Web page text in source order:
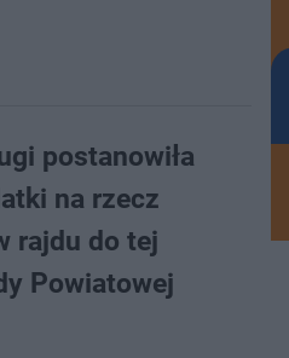
postanowiła
na rzecz
rajdu do tej
Powiatowej